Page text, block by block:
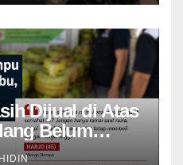
Dijual di Atas
Belum
Harga